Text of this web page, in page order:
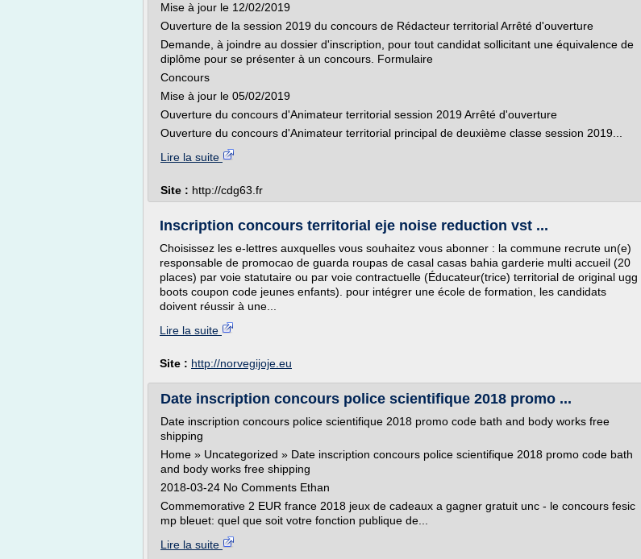
Mise à jour le 12/02/2019
Ouverture de la session 2019 du concours de Rédacteur territorial Arrêté d'ouverture
Demande, à joindre au dossier d'inscription, pour tout candidat sollicitant une équivalence de
diplôme pour se présenter à un concours. Formulaire
Concours
Mise à jour le 05/02/2019
Ouverture du concours d'Animateur territorial session 2019 Arrêté d'ouverture
Ouverture du concours d'Animateur territorial principal de deuxième classe session 2019...
Lire la suite
Site : http://cdg63.fr
Inscription concours territorial eje noise reduction vst ...
Choisissez les e-lettres auxquelles vous souhaitez vous abonner : la commune recrute un(e)
responsable de promocao de guarda roupas de casal casas bahia garderie multi accueil (20
places) par voie statutaire ou par voie contractuelle (Éducateur(trice) territorial de original ugg
boots coupon code jeunes enfants). pour intégrer une école de formation, les candidats
doivent réussir à une...
Lire la suite
Site : http://norvegijoje.eu
Date inscription concours police scientifique 2018 promo ...
Date inscription concours police scientifique 2018 promo code bath and body works free
shipping
Home » Uncategorized » Date inscription concours police scientifique 2018 promo code bath
and body works free shipping
2018-03-24 No Comments Ethan
Commemorative 2 EUR france 2018 jeux de cadeaux a gagner gratuit unc - le concours fesic
mp bleuet: quel que soit votre fonction publique de...
Lire la suite